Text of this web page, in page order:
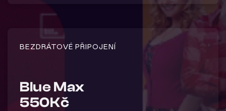
BEZDRÁTOVÉ PŘIPOJENÍ
Blue Max
550Kč